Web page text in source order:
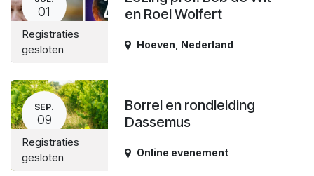
01
Registraties
gesloten
en Roel Wolfert
Hoeven Nederland
SEP.
09
Registraties
gesloten
Borrel en rondleiding
Dassemus
Online evenement